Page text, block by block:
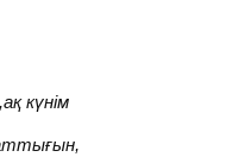
күнім